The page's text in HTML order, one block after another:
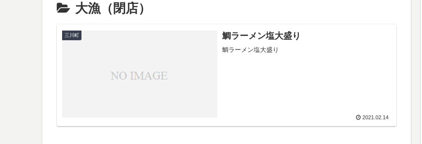
大漁（閉店）
三川町 鯛ラーメン塩大盛り
鯛ラーメン塩大盛り
2021.02.14